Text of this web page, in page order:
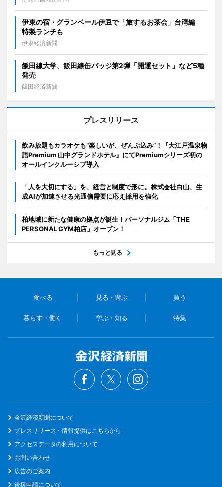
伊東の宿・グランベール伊豆で「旅するお茶会」台湾編
特製ランチも
伊東経済新聞
飯田線大学、飯田線缶バッジ第2弾「開運セット」など5種
発売
飯田経済新聞
プレスリリース
飲み放題もカラオケも“楽しいが、ぜんぶ込み”！『大江戸温泉物
語Premium 山中グランドホテル』にてPremiumシリーズ初の
オールインクルーシブ導入
「人を大切にする」を、経営と制度で形に。株式会社白山、生
成AIが加速させる光通信需要に応え採用を強化
柏地域に新たな健康の拠点が誕生！パーソナルジム「THE
PERSONAL GYM柏店」オープン！
もっと見る
食べる 見る・遊ぶ 買う
暮らす・働く 学ぶ・知る 特集
金沢経済新聞について
プレスリリース・情報提供はこちらから
アクセスデータの利用について
お問い合わせ
広告のご案内
後援申請について